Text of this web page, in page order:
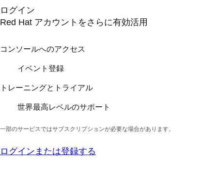
ログイン
Red Hat アカウントをさらに有効活用
コンソールへのアクセス
イベント登録
トレーニングとトライアル
世界最高レベルのサポート
一部のサービスではサブスクリプションが必要な場合があります。
ログインまたは登録する